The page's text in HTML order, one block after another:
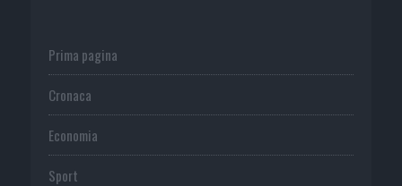
Prima pagina
Cronaca
Economia
Sport